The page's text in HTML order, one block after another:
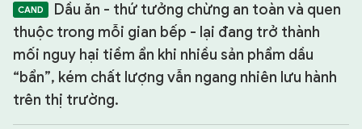
KINH TẾ - VĂN HÓA - THỂ THAO
HỒ SƠ MẬT
PHÓNG SỰ
Dầu ăn - thứ tưởng chừng an toàn và quen
thuộc trong mỗi gian bếp - lại đang trở thành
mối nguy hại tiềm ẩn khi nhiều sản phẩm dầu
“bẩn”, kém chất lượng vẫn ngang nhiên lưu hành
trên thị trường.